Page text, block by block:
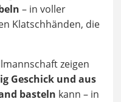
– in voller
Klatschhänden, die
zeigen
Geschick und aus
basteln kann – in